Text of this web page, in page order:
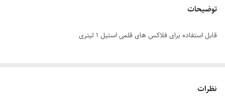
توضیحات
قابل استفاده برای فلاکس های قلمی استیل ۱ لیتری
نظرات